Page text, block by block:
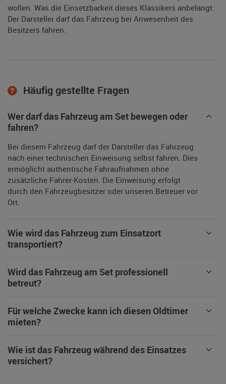
wollen. Was die Einsetzbarkeit dieses Klassikers anbelangt:
Der Darsteller darf das Fahrzeug bei Anwesenheit des
Besitzers fahren.
Häufig gestellte Fragen
Wer darf das Fahrzeug am Set bewegen oder
fahren?
Bei diesem Fahrzeug darf der Darsteller das Fahrzeug
nach einer technischen Einweisung selbst fahren. Dies
ermöglicht authentische Fahraufnahmen ohne
zusätzliche Fahrer-Kosten. Die Einweisung erfolgt
durch den Fahrzeugbesitzer oder unseren Betreuer vor
Ort.
Wie wird das Fahrzeug zum Einsatzort
transportiert?
Wird das Fahrzeug am Set professionell
betreut?
Für welche Zwecke kann ich diesen Oldtimer
mieten?
Wie ist das Fahrzeug während des Einsatzes
versichert?